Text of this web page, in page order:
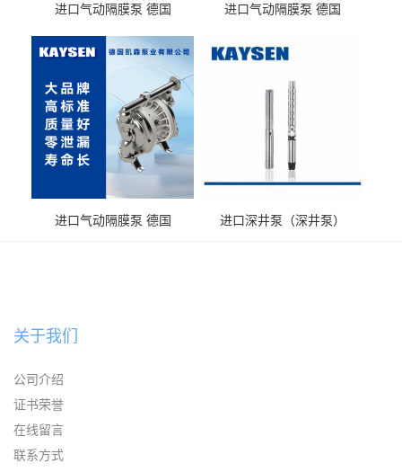
进口气动隔膜泵 德国
送气动泵
进口气动隔膜泵 德国
输送
进口气动隔膜泵 德国
进口深井泵（深井泵）
关于我们
公司介绍
证书荣誉
在线留言
联系方式